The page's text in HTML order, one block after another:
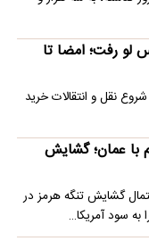
لو رفت؛ امضا تا
نقل و انتقالات خرید
با عمان؛ گشایش
گشایش تنگه هرمز در
به سود آمریکا…